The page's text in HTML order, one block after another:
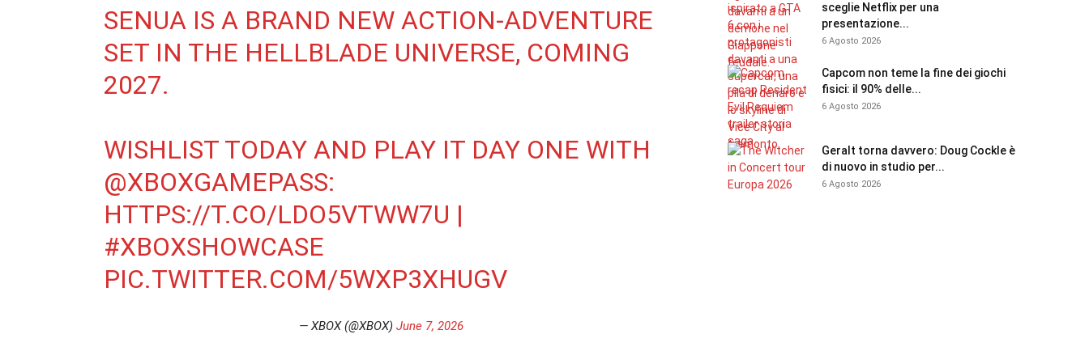
SENUA IS A BRAND NEW ACTION-ADVENTURE
SET IN THE HELLBLADE UNIVERSE, COMING
2027.​
WISHLIST TODAY AND PLAY IT DAY ONE WITH
@XBOXGAMEPASS:
HTTPS://T.CO/LDO5VTWW7U |
#XBOXSHOWCASE
PIC.TWITTER.COM/5WXP3XHUGV
— XBOX (@XBOX) June 7, 2026
sceglie Netflix per una
presentazione...
6 Agosto 2026
Capcom non teme la fine dei giochi
fisici: il 90% delle...
6 Agosto 2026
Geralt torna davvero: Doug Cockle è
di nuovo in studio per...
6 Agosto 2026